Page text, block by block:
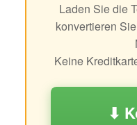
Laden Sie die
konvertieren
Keine
⬇